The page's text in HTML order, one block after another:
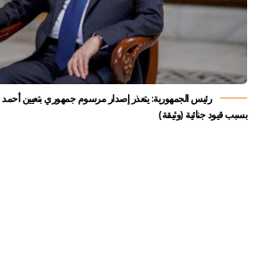
رئيس الجمهورية: يتعذر إصدار مرسوم جمهوري بتعيين
بسبب قيود جنائية (وثيقة)